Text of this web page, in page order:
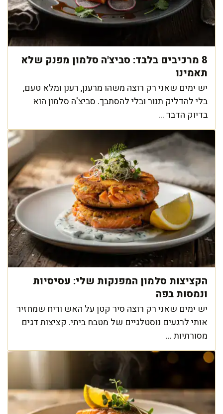
8 מרכיבים בלבד: סביצ'ה סלמון מפנק שלא
תאמינו
יש ימים שאני רק רוצה משהו מרענן, רענן ומלא טעם,
בלי להדליק תנור ובלי להסתבך. סביצ'ה סלמון הוא
בדיוק הדבר ...
הקציצות סלמון המפנקות שלי: עסיסיות
ונמסות בפה
יש ימים שאני רק רוצה סיר קטן על האש וריח שמחזיר
אותי לרגעים נוסטלגיים של מטבח ביתי. קציצות דגים
מסורתיות ...